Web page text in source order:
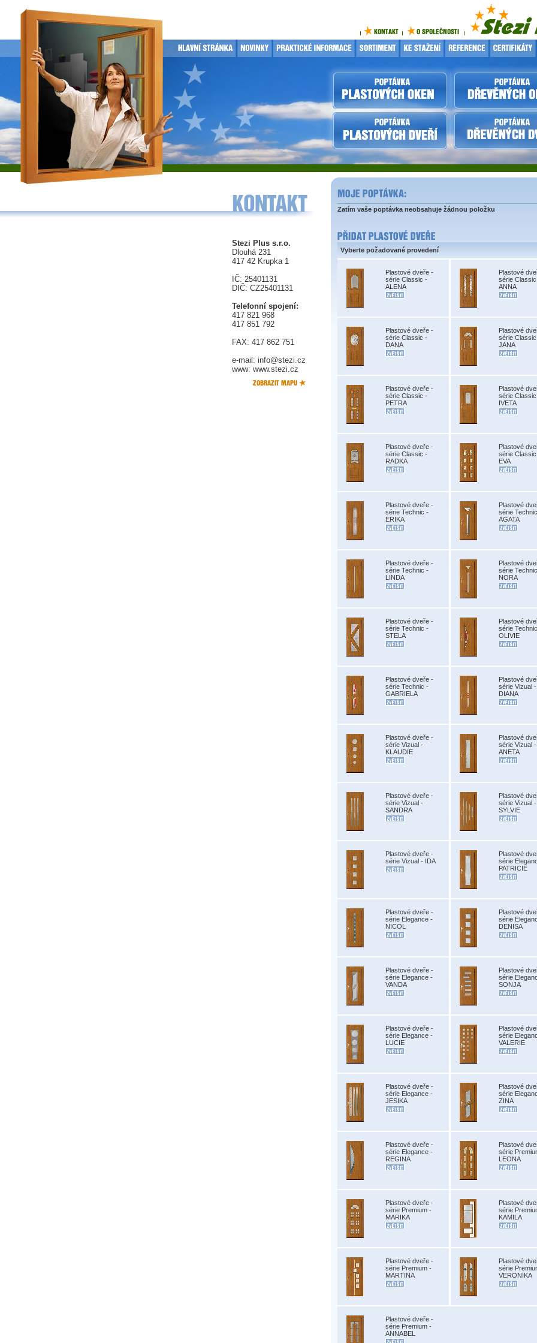
Stezi Plus s.r.o.
Dlouhá 231
417 42 Krupka 1
IČ: 25401131
DIČ: CZ25401131
Telefonní spojení:
417 821 968
417 851 792
FAX: 417 862 751
e-mail: info@stezi.cz
www: www.stezi.cz
Zatím vaše poptávka neobsahuje žádnou položku
Vyberte požadované provedení
Plastové dveře -
série Classic -
ALENA
Plastové
série
ANNA
Plastové dveře -
série Classic -
DANA
Plastové
série
JANA
Plastové dveře -
série Classic -
PETRA
Plastové
série
IVETA
Plastové dveře -
série Classic -
RADKA
Plastové
série
EVA
Plastové dveře -
série Technic -
ERIKA
Plastové
série
AGATA
Plastové dveře -
série Technic -
LINDA
Plastové
série
NORA
Plastové dveře -
série Technic -
STELA
Plastové
série
OLIVIE
Plastové dveře -
série Technic -
GABRIELA
Plastové
série Vizual -
DIANA
Plastové dveře -
série Vizual -
KLAUDIE
Plastové
série Vizual -
ANETA
Plastové dveře -
série Vizual -
SANDRA
Plastové
série Vizual -
SYLVIE
Plastové dveře -
série Vizual - IDA
Plastové
série
PATRICIE
Plastové dveře -
série Elegance -
NICOL
Plastové
série
DENISA
Plastové dveře -
série Elegance -
VANDA
Plastové
série
SONJA
Plastové dveře -
série Elegance -
LUCIE
Plastové
série
VALERIE
Plastové dveře -
série Elegance -
JESIKA
Plastové
série
ZINA
Plastové dveře -
série Elegance -
REGINA
Plastové
série
LEONA
Plastové dveře -
série Premium -
MARIKA
Plastové
série
KAMILA
Plastové dveře -
série Premium -
MARTINA
Plastové
série
VERONIKA
Plastové dveře -
série Premium -
ANNABEL